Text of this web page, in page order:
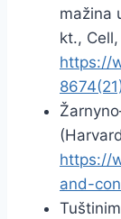
mažina
kt., Cell,
https://
https://
and-